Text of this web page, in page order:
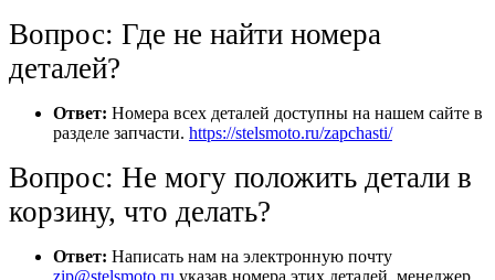
Вопрос: Где не найти номера
деталей?
Ответ: Номера всех деталей доступны на нашем сайте в
разделе запчасти. https://stelsmoto.ru/zapchasti/
Вопрос: Не могу положить детали в
корзину, что делать?
Ответ: Написать нам на электронную почту
zip@stelsmoto.ru указав номера этих деталей, менеджер